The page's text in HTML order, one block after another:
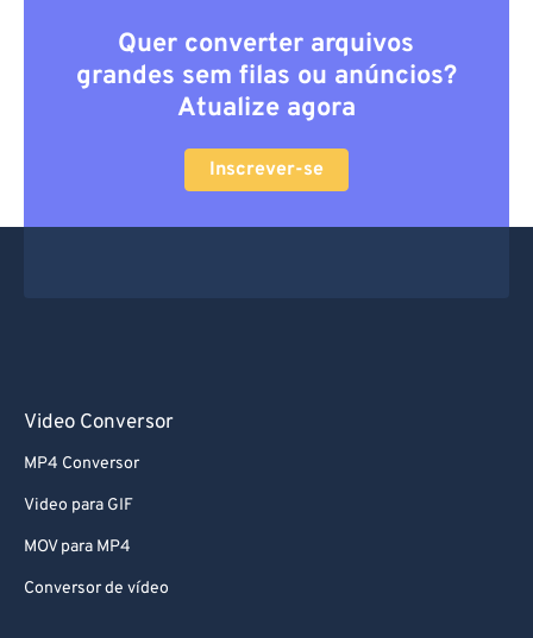
Quer converter arquivos
grandes sem filas ou anúncios?
Atualize agora
Inscrever-se
Video Conversor
MP4 Conversor
Video para GIF
MOV para MP4
Conversor de vídeo